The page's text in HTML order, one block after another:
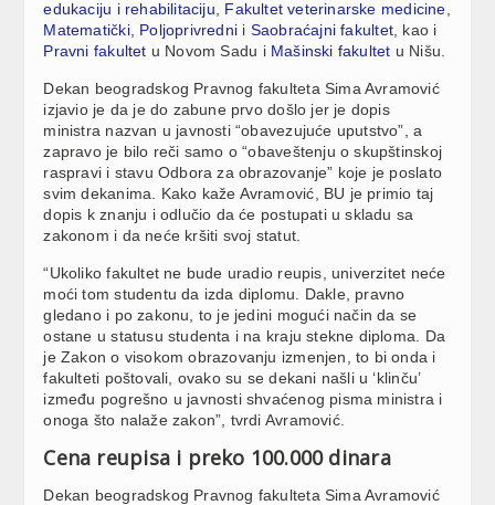
edukaciju i rehabilitaciju
Fakultet veterinarske medicine
Matematički, Poljoprivredni i Saobraćajni fakultet, kao i
Pravni fakultet u Novom Sadu i Mašinski fakultet u Nišu.
Dekan beogradskog Pravnog fakulteta Sima Avramović
izjavio je da je do zabune prvo došlo jer je dopis
ministra nazvan u javnosti “obavezujuće uputstvo”, a
zapravo je bilo reči samo o “obaveštenju o skupštinskoj
raspravi i stavu Odbora za obrazovanje” koje je poslato
svim dekanima. Kako kaže Avramović, BU je primio taj
dopis k znanju i odlučio da će postupati u skladu sa
zakonom i da neće kršiti svoj statut.
“Ukoliko fakultet ne bude uradio reupis, univerzitet neće
moći tom studentu da izda diplomu. Dakle, pravno
gledano i po zakonu, to je jedini mogući način da se
ostane u statusu studenta i na kraju stekne diploma. Da
je Zakon o visokom obrazovanju izmenjen, to bi onda i
fakulteti poštovali, ovako su se dekani našli u ‘klinču’
između pogrešno u javnosti shvaćenog pisma ministra i
onoga što nalaže zakon”, tvrdi Avramović.
Cena reupisa i preko 100.000 dinara
Dekan beogradskog Pravnog fakulteta Sima Avramović